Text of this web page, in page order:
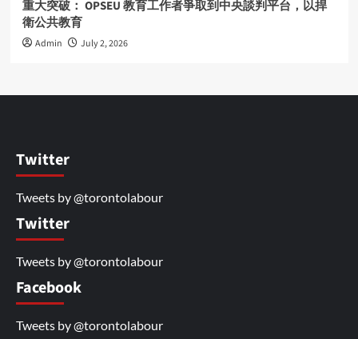
重大突破： OPSEU 教育工作者爭取到中央談判平台，以捍
衛公共教育
Admin July 2, 2026
Twitter
Tweets by @torontolabour
Twitter
Tweets by @torontolabour
Facebook
Tweets by @torontolabour